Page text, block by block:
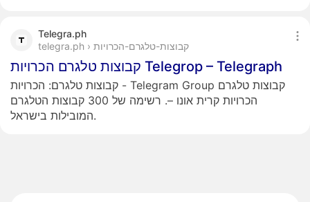
Telegra.ph
telegra.ph › קבוצות-טלגרם-הכרויות
קבוצות טלגרם הכרויות Telegrop – Telegraph
קבוצות טלגרם: הכרויות - Telegram Group קבוצות טלגרם
הכרויות קרית אונו –. רשימה של 300 קבוצות הטלגרם
המובילות בישראל.